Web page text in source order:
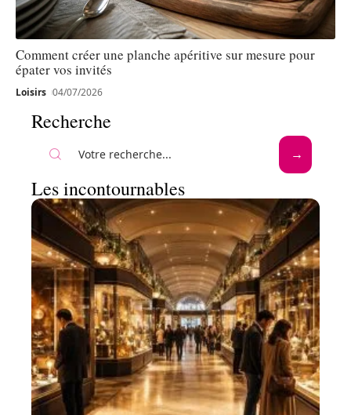
Comment créer une planche apéritive sur mesure pour
épater vos invités
Loisirs 04/07/2026
Recherche
Les incontournables